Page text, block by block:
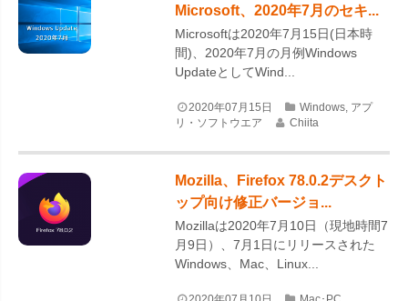
Microsoft、2020年7月のセキ...
Microsoftは2020年7月15日(日本時
間)、2020年7月の月例Windows
UpdateとしてWind...
2020年07月15日 Windows, アプ
リ・ソフトウエア
Chiita
Mozilla、Firefox 78.0.2デスクト
ップ向け修正バージョ...
Mozillaは2020年7月10日（現地時間7
月9日）、7月1日にリリースされた
Windows、Mac、Linux...